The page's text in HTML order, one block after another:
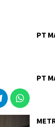
PT
PT